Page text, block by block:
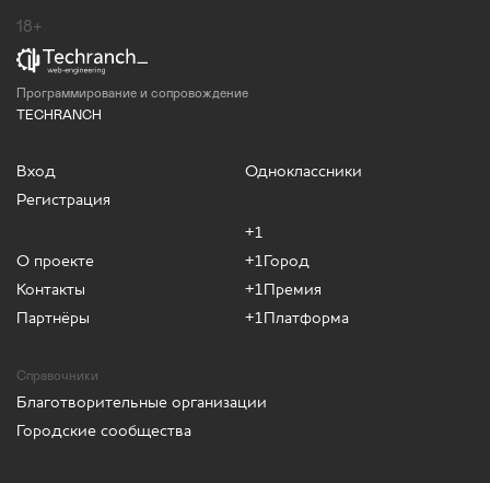
18+
Программирование и сопровождение
TECHRANCH
Вход
Регистрация
О проекте
Контакты
Партнёры
Одноклассники
+1
+1Город
+1Премия
+1Платформа
Справочники
Благотворительные организации
Городские сообщества